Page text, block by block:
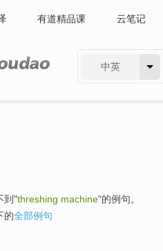
有道精品课 云笔记
中英
到"threshing machine"的例句。
的全部例句